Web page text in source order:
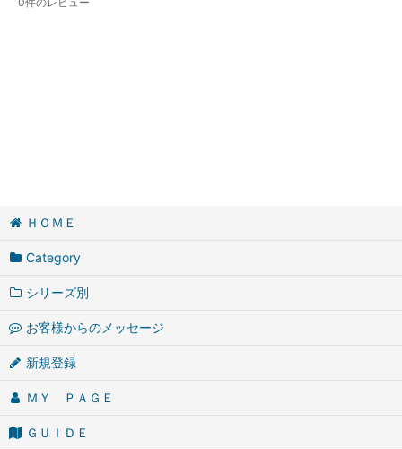
ＨＯＭＥ
Category
シリーズ別
お客様からのメッセージ
新規登録
ＭＹ ＰＡＧＥ
ＧＵＩＤＥ